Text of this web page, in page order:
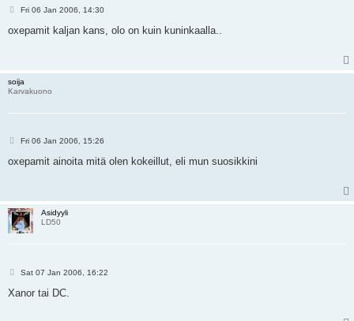
P
s
Fri 06 Jan 2006, 14:30
oxepamit kaljan kans, olo on kuin kuninkaalla..
soija
Karvakuono
P
s
Fri 06 Jan 2006, 15:26
oxepamit ainoita mitä olen kokeillut, eli mun suosikkini
Asidyyli
LD50
P
s
Sat 07 Jan 2006, 16:22
Xanor tai DC.